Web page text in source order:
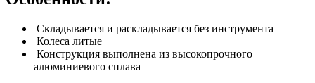
Складывается и раскладывается без инструмента
Колеса литые
Конструкция выполнена из высокопрочного
алюминиевого сплава